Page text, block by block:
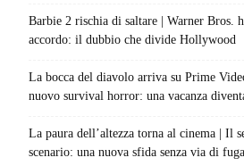
Barbie 2 rischia di saltare | Warner Bros.
accordo: il dubbio che divide Hollywood
La bocca del diavolo arriva su Prime
nuovo survival horror: una vacanza
La paura dell’altezza torna al cinema | Il
scenario: una nuova sfida senza via di fuga